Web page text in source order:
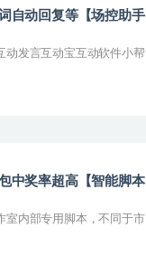
自动回复等【场控助手
动发言互动宝互动软件小帮
中奖率超高【智能脚本
室内部专用脚本，不同于市